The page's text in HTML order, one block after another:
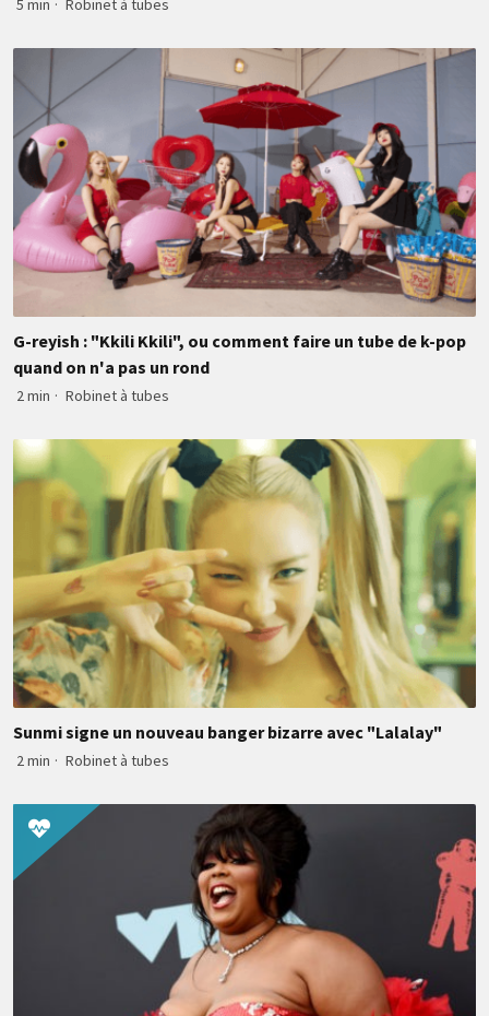
5 min · Robinet à tubes
G-reyish : "Kkili Kkili", ou comment faire un tube de k-pop
quand on n'a pas un rond
2 min · Robinet à tubes
Sunmi signe un nouveau banger bizarre avec "Lalalay"
2 min · Robinet à tubes